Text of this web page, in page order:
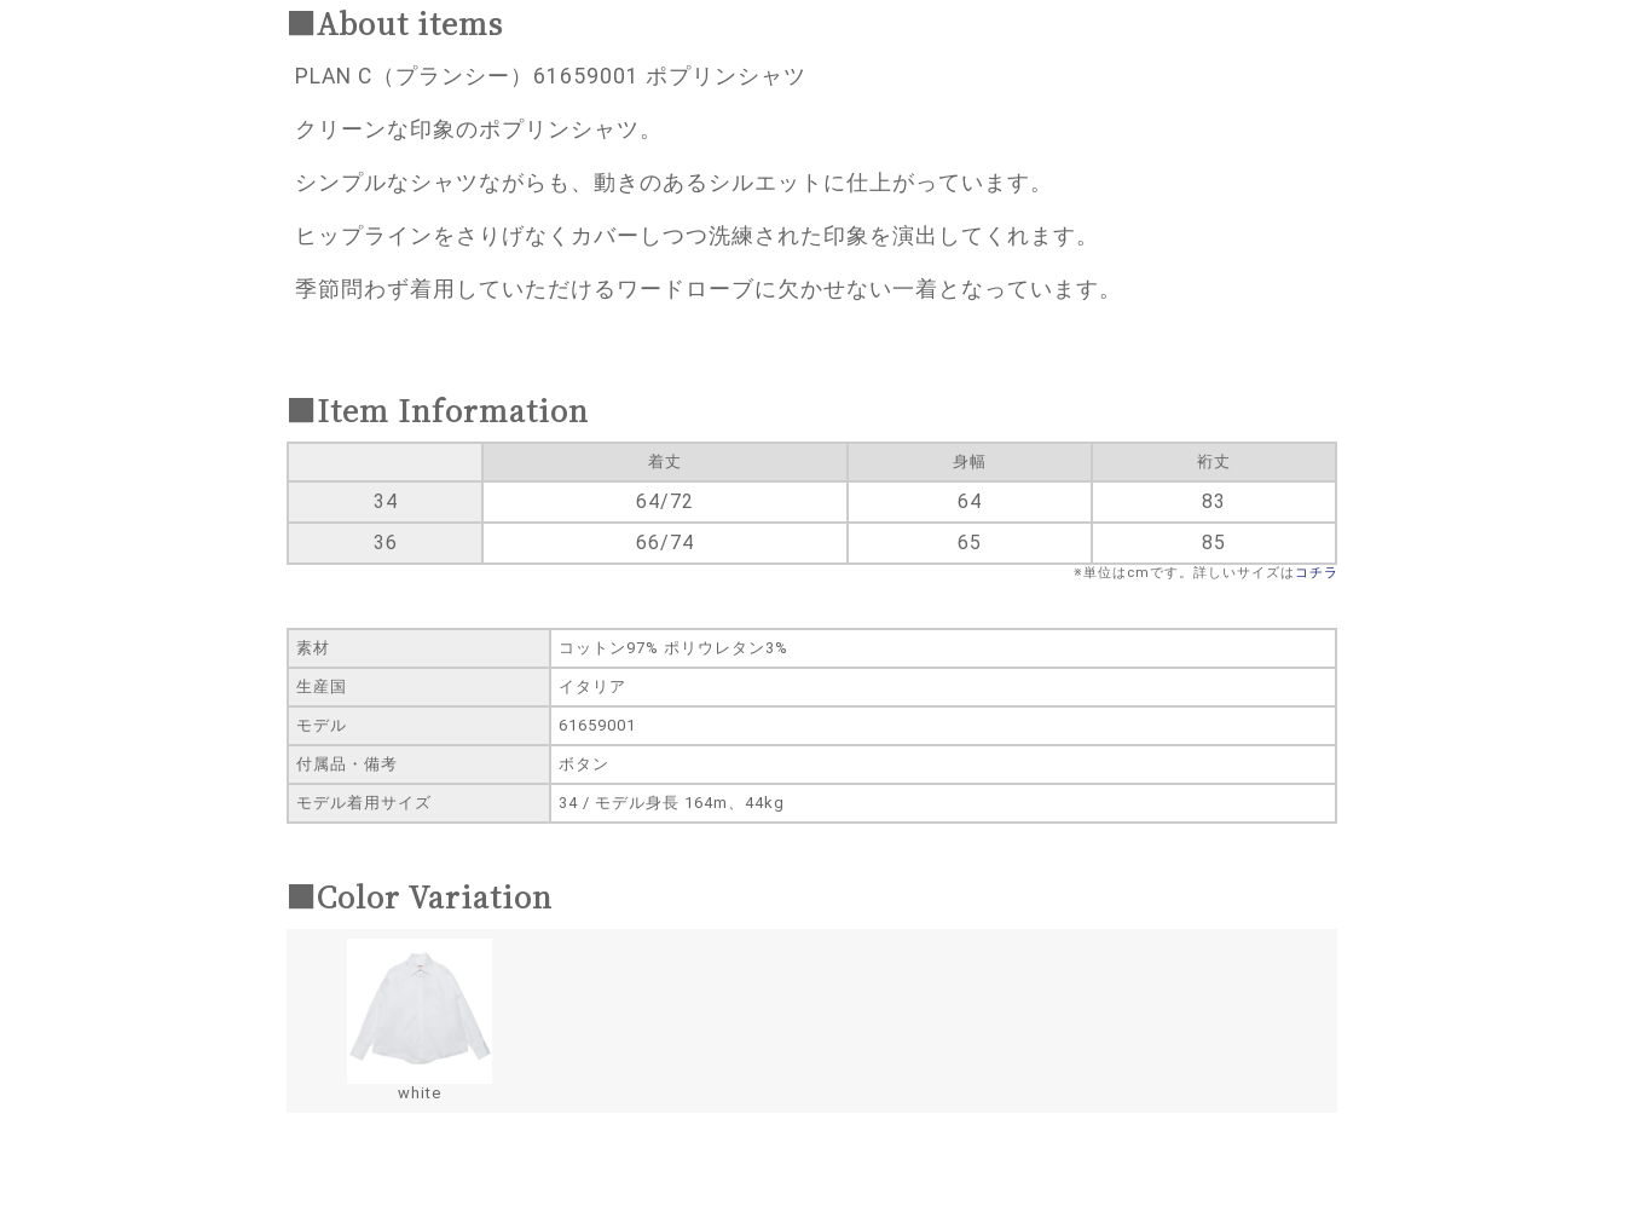
■About items
PLAN C（プランシー）61659001 ポプリンシャツ
クリーンな印象のポプリンシャツ。
シンプルなシャツながらも、動きのあるシルエットに仕上がっています。
ヒップラインをさりげなくカバーしつつ洗練された印象を演出してくれます。
季節問わず着用していただけるワードローブに欠かせない一着となっています。
■Item Information
着丈 身幅 裄丈
34 64/72 64
83
36
66/74 65 85
※単位はcmです。詳しいサイズは コチラ
素材 コットン97% ポリウレタン3%
生産国 イタリア
モデル 61659001
付属品・備考 ボタン
モデル着用サイズ 34 / モデル身長 164m、44kg
■Color Variation
white